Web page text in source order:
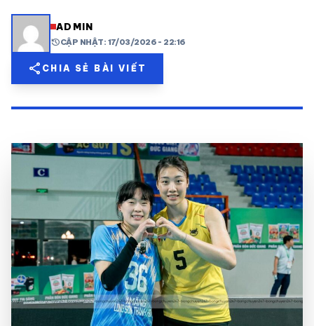
share mailADMIN
historyCẬP NHẬT: 17/03/2026 - 22:16
share CHIA SẺ BÀI VIẾT